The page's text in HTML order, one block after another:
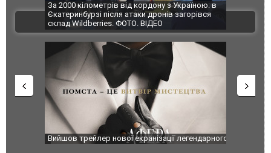
За 2000 кілометрів від кордону з Україною: в
Єкатеринбурзі після атаки дронів загорівся
склад Wildberries. ФОТО. ВІДЕО
"Мої
ВІДЕО
Вийшов трейлер нової екранізації легендарного